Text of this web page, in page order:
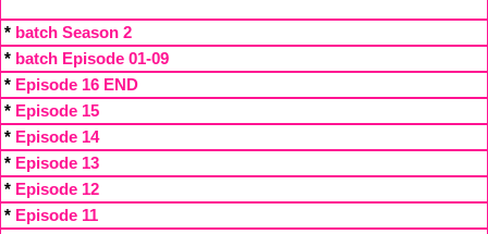
* batch Season 2
* batch Episode 01-09
* Episode 16 END
* Episode 15
* Episode 14
* Episode 13
* Episode 12
* Episode 11